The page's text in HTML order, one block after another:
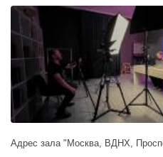
администрацией студии.
Адрес зала "Москва, ВДНХ,